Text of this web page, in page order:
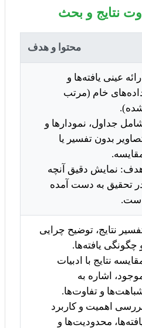
نتایج و بحث
محتوا و هدف
ارائه عینی یافته‌ها و
خام (مرتب
جداول، نمودارها و
بدون تفسیر یا
نمایش دقیق آنچه
تحقیق به دست آمده
است.
نتایج، توضیح چرایی
چگونگی یافته‌ها.
نتایج با ادبیات
اشاره به
و تفاوت‌ها.
اهمیت و کاربرد
محدودیت‌ها و